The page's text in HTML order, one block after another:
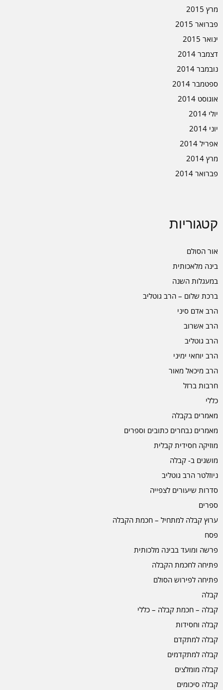
מרץ 2015
פברואר 2015
ינואר 2015
דצמבר 2014
נובמבר 2014
ספטמבר 2014
אוגוסט 2014
יולי 2014
יוני 2014
אפריל 2014
מרץ 2014
פברואר 2014
קטגוריות
אור הסולם
בינה מלאכותית
במעגלות השנה
ברכת שלום – הרב גוטליב
הרב אדם סיני
הרב אשרוב
הרב גוטליב
הרב יוחאי ימיני
הרב מיכאל מאור
חרבות ברזל
כללי
מאמרים בקבלה
מאמרים נבחרים כתובים וספרים
מוזיקה חסידית קבלית
מושגים ב- קבלה
ניוזלטר הרב גוטליב
סדרות שיעורים לצפייה
ספרים
ערוץ קבלה למתחיל – חכמת הקבלה
פסח
פרשה ומועד בבינה מלכותית
פתיחה לחכמת הקבלה
פתיחה לפירוש הסולם
קבלה
קבלה – חכמת קבלה – כללי
קבלה וחסידות
קבלה למתקדם
קבלה למתקדמים
קבלה מומלצים
קבלה סיכומים